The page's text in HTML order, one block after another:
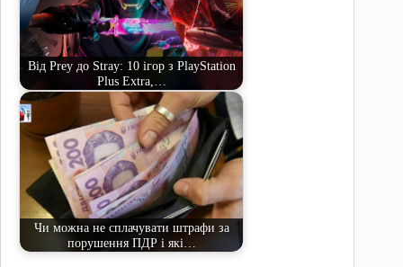
Від Prey до Stray: 10 ігор з PlayStation
Plus Extra,…
Чи можна не сплачувати штрафи за
порушення ПДР і які…